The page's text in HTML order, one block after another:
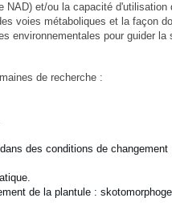
NAD) et/ou la capacité d'utilisation
voies métaboliques et la façon
environnementales pour guider la
de recherche :
des conditions de changement
de la plantule :